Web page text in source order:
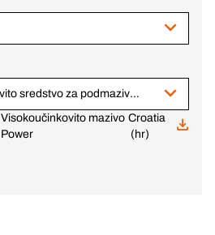
1029020 Visokoučinkovito sredstvo za podmazivanje
Visokoučinkovito mazivo
Power
Croatia
(hr)